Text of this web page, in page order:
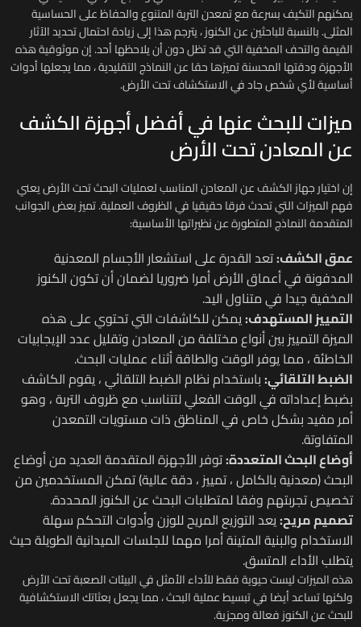
يمكنهم التكيف بسرعة مع تمعدن التربة المتنوع والحفاظ على الحساسية
المثلى. بالنسبة للباحثين عن الكنوز ، يترجم هذا إلى زيادة احتمال تحديد الآثار
القيمة والتحف المخفية التي قد تظل دون أن يلاحظها أحد. إن موثوقية هذه
الأجهزة ودقتها المحسنة تميزها حقا عن النماذج التقليدية ، مما يجعلها أدوات
أساسية لأي شخص جاد في الاستكشاف تحت الأرض.
ميزات للبحث عنها في أفضل أجهزة الكشف
عن المعادن تحت الأرض
إن اختيار جهاز الكشف عن المعادن المناسب لعمليات البحث تحت الأرض يعني
فهم الميزات التي تحدث فرقا حقيقيا في الظروف العملية. تميز بعض الجوانب
المتقدمة النماذج المتطورة عن نظيراتها الأساسية:
عمق الكشف:تعد القدرة على استشعار الأجسام المعدنية
المدفونة في أعماق الأرض أمرا ضروريا لضمان أن تكون الكنوز
المخفية جيدا في متناول اليد.
التمييز المستهدف:يمكن للكاشفات التي تحتوي على هذه
الميزة التمييز بين أنواع مختلفة من المعادن وتقليل عدد الإيجابيات
الخاطئة ، مما يوفر الوقت والطاقة أثناء عمليات البحث.
الضبط التلقائي:باستخدام نظام الضبط التلقائي ، يقوم الكاشف
بضبط إعداداته في الوقت الفعلي لتتناسب مع ظروف التربة ، وهو
أمر مفيد بشكل خاص في المناطق ذات مستويات التمعدن
المتفاوتة.
أوضاع البحث المتعددة:توفر الأجهزة المتقدمة العديد من أوضاع
البحث (معدنية بالكامل ، تمييز ، دقة عالية) تمكن المستخدمين من
تخصيص تجربتهم وفقا لمتطلبات البحث عن الكنوز المحددة.
تصميم مريح:يعد التوزيع المريح للوزن وأدوات التحكم سهلة
الاستخدام والبنية المتينة أمرا مهما للجلسات الميدانية الطويلة حيث
يتطلب الأداء المتسق.
هذه الميزات ليست حيوية فقط للأداء الأمثل في البيئات الصعبة تحت الأرض
ولكنها تساعد أيضا في تبسيط عملية البحث ، مما يجعل بعثاتك الاستكشافية
للبحث عن الكنوز فعالة ومجزية.